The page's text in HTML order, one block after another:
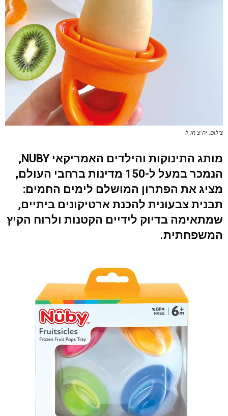
צילום: יח"צ חו"ל
מותג התינוקות והילדים האמריקאי NUBY,
הנמכר במעל ל-150 מדינות ברחבי העולם,
מציג את הפתרון המושלם לימים החמים:
תבנית צבעונית להכנת ארטיקונים ביתיים,
שמתאימה בדיוק לידיים הקטנות ולרוח הקיץ
המשפחתית.